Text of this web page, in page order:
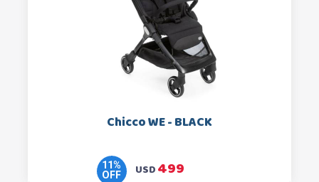
Chicco WE - BLACK
11%
OFF
USD499